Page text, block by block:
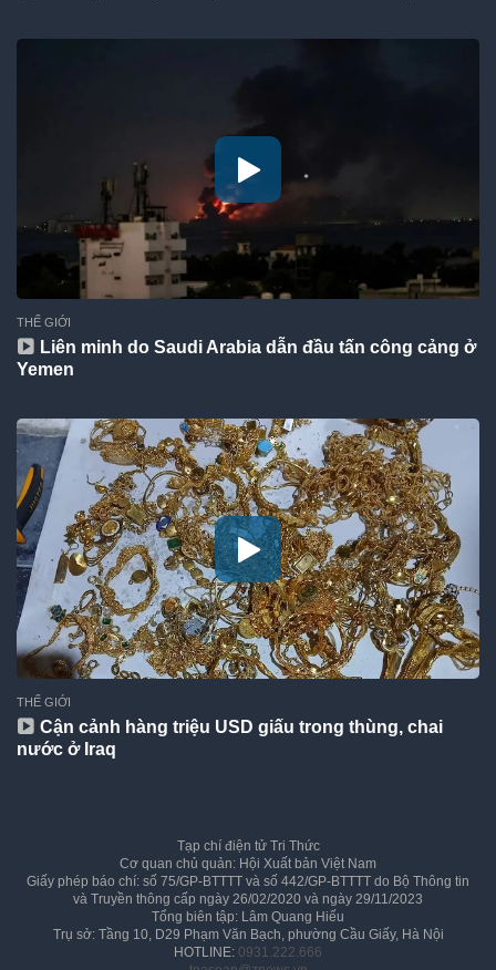
THẾ GIỚI
Liên minh do Saudi Arabia dẫn đầu tấn công cảng ở
Yemen
THẾ GIỚI
Cận cảnh hàng triệu USD giấu trong thùng, chai
nước ở Iraq
Tạp chí điện tử Tri Thức
Cơ quan chủ quản: Hội Xuất bản Việt Nam
Giấy phép báo chí: số 75/GP-BTTTT và số 442/GP-BTTTT do Bộ Thông tin
và Truyền thông cấp ngày 26/02/2020 và ngày 29/11/2023
Tổng biên tập: Lâm Quang Hiếu
Trụ sở: Tầng 10, D29 Phạm Văn Bạch, phường Cầu Giấy, Hà Nội
HOTLINE: 0931.222.666